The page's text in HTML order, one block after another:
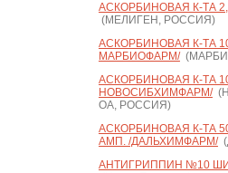
АСКОРБИНОВАЯ К-ТА
(МЕЛИГЕН, РОССИЯ)
АСКОРБИНОВАЯ К-ТА
МАРБИОФАРМ/
АСКОРБИНОВАЯ К-ТА
НОВОСИБХИМФАРМ/
ОА, РОССИЯ)
АСКОРБИНОВАЯ К-ТА
АМП. /ДАЛЬХИМФАРМ/
АНТИГРИППИН №10